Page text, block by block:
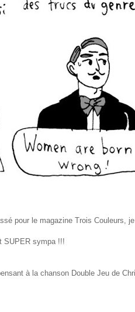
pour le magazine Trois Couleurs,
SUPER sympa !!!
à la chanson Double Jeu de